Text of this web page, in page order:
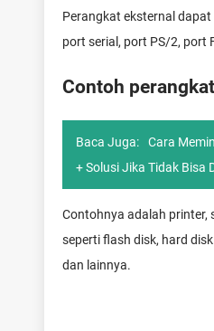
Perangkat eksternal
port serial, port PS/2, port
Contoh
Baca Juga:
Cara
+ Solusi Jika Tidak Bisa
Contohnya adalah printer,
seperti flash disk, hard
dan lainnya.